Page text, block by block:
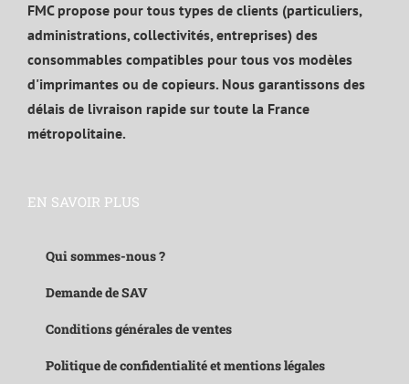
FMC propose pour tous types de clients (particuliers,
administrations, collectivités, entreprises) des
consommables compatibles pour tous vos modèles
d'imprimantes ou de copieurs. Nous garantissons des
délais de livraison rapide sur toute la France
métropolitaine.
EN SAVOIR PLUS
Qui sommes-nous ?
Demande de SAV
Conditions générales de ventes
Politique de confidentialité et mentions légales